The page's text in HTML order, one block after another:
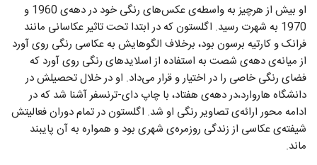
او بیش از هرچیز به واسطه‌ی عکس‌های رنگی خود در دهه‌ی 1960 و
1970 به شهرت رسید. اگلستون که در ابتدا تحت تاثیر عکاسانی مانند
فرانک و کارتیه برسون بود، برخلاف الگوهایش به عکاسی رنگی روی آورد
از میانه‌ی دهه‌ی شصت به استفاده از اسلاید‌های رنگی روی آورد که
فضای رنگی خاصی را در اختیار و قرار می‌داد. او در خلال تحصیلش در
دانشگاه هاروارد،‌در دهه‌ی هفتاد، با چاپ دای-ترنسفر آشنا شد که در
ادامه محور ارائه‌ی تصاویر رنگی او شد. اگلستون در تمام دوران فعالیتش
شیفته‌ی عکاسی از زندگی روزمره‌ی شهری بود و همواره به آن پایبند
ماند.